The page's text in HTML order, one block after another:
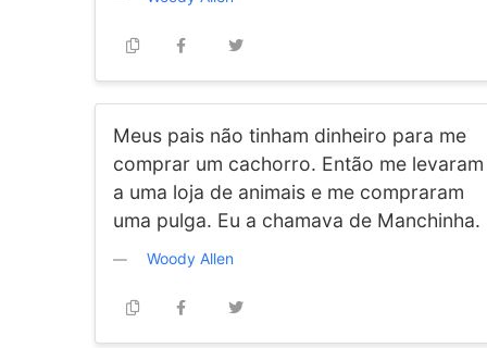
Meus pais não tinham dinheiro para me
comprar um cachorro. Então me levaram
a uma loja de animais e me compraram
uma pulga. Eu a chamava de Manchinha.
Woody Allen